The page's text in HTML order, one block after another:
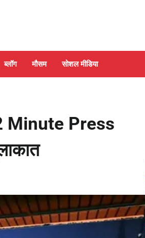
ब्लॉग मौसम सोशल मीडिया
Minute Press